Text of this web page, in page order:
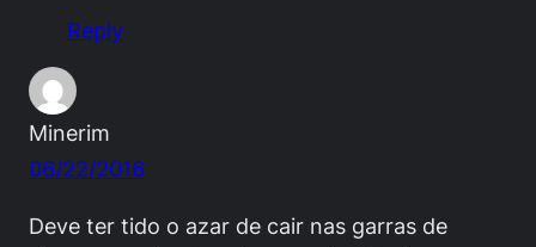
Reply
Minerim
06/22/2016
Deve ter tido o azar de cair nas garras de